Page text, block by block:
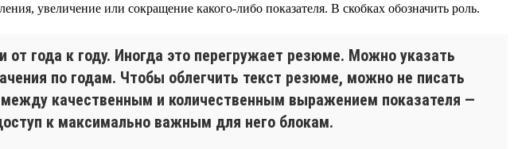
увеличение или сокращение какого-либо показателя. В скобках обозначить роль.
года к году. Иногда это перегружает резюме. Можно указать
по годам. Чтобы облегчить текст резюме, можно не писать
качественным и количественным выражением показателя —
к максимально важным для него блокам.